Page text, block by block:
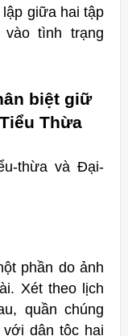
giữa hai tập
tình trạng
biệt giữ
Thừa
thừa và Đại-
phần do ảnh
Xét theo lịch
quần chúng
dân tộc hai